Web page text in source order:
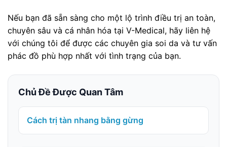
Nếu bạn đã sẵn sàng cho một lộ trình điều trị an toàn,
chuyên sâu và cá nhân hóa tại V-Medical, hãy liên hệ
với chúng tôi để được các chuyên gia soi da và tư vấn
phác đồ phù hợp nhất với tình trạng của bạn.
Chủ Đề Được Quan Tâm
Cách trị tàn nhang bằng gừng